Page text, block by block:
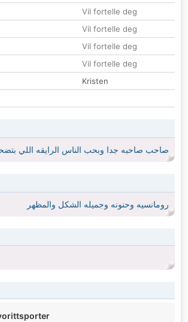
Vil fortelle deg
Vil fortelle deg
Vil fortelle deg
Vil fortelle deg
Kristen
صاحب صاحبه جدا وبحب الناس الرايقه اللي
رومانسيه وحنونه وجميله الشكل والمظهر